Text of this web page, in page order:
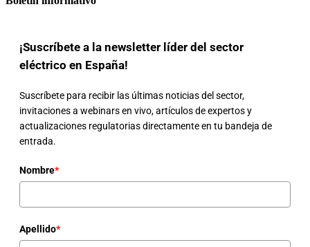
¡Suscríbete a la newsletter líder del sector
eléctrico en España!
Suscríbete para recibir las últimas noticias del sector,
invitaciones a webinars en vivo, artículos de expertos y
actualizaciones regulatorias directamente en tu bandeja de
entrada.
Nombre*
Apellido*